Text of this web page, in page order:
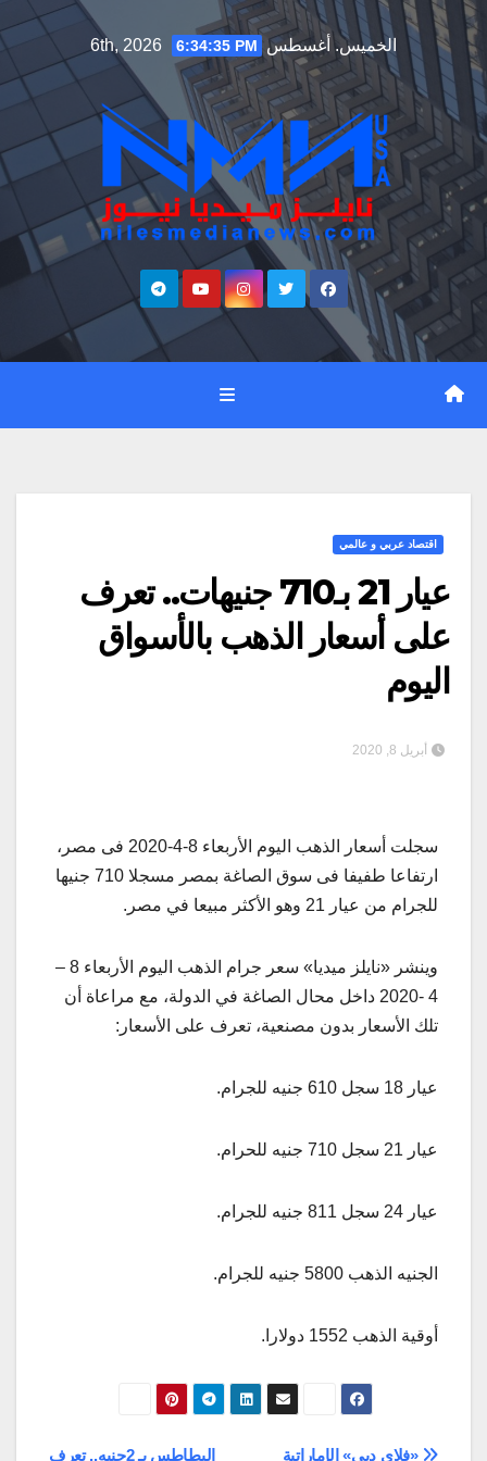
Skip
to
content
الخميس. أغسطس 6th, 2026 6:34:36 PM
اقتصاد عربي و عالمي
عيار 21 بـ710 جنيهات.. تعرف
على أسعار الذهب بالأسواق
اليوم
أبريل 8, 2020
سجلت أسعار الذهب اليوم الأربعاء 8-4-2020 فى مصر،
ارتفاعا طفيفا فى سوق الصاغة بمصر مسجلا 710 جنيها
للجرام من عيار 21 وهو الأكثر مبيعا في مصر.
وينشر «نايلز ميديا» سعر جرام الذهب اليوم الأربعاء 8 –
4 -2020 داخل محال الصاغة في الدولة، مع مراعاة أن
تلك الأسعار بدون مصنعية، تعرف على الأسعار:
عيار 18 سجل 610 جنيه للجرام.
عيار 21 سجل 710 جنيه للحرام.
عيار 24 سجل 811 جنيه للجرام.
الجنيه الذهب 5800 جنيه للجرام.
أوقية الذهب 1552 دولارا.
البطاطس بـ 2جنيه.. تعرف
«فلاي دبي» الإماراتية